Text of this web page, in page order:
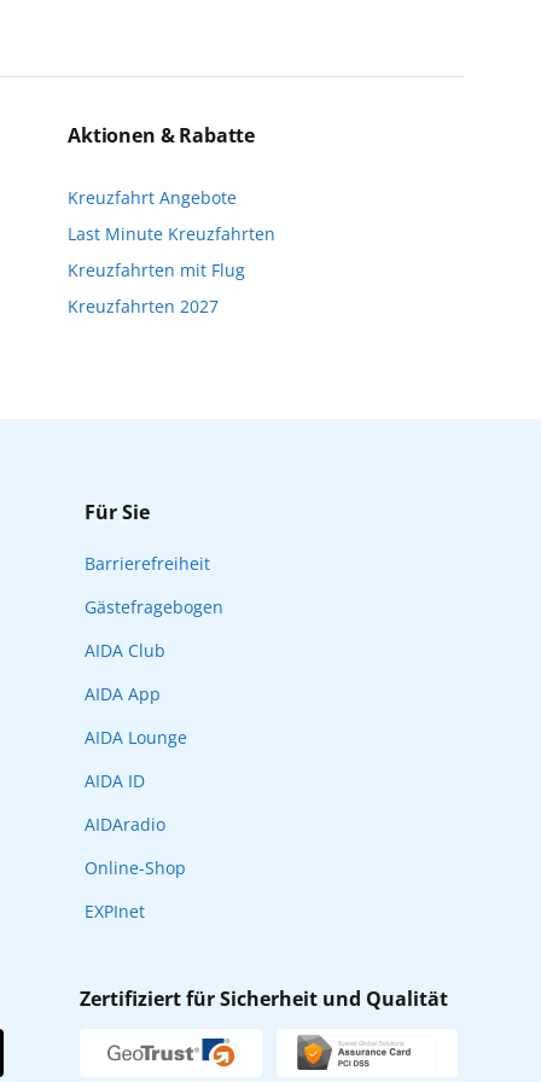
Perspektiven und bereichern
möchten Sie darauf hinweisen, dass
online über myAIDA
Aktionen & Rabatte
Kreuzfahrt Angebote
Last Minute Kreuzfahrten
Kreuzfahrten mit Flug
Kreuzfahrten 2027
Für Sie
Barrierefreiheit
Gästefragebogen
AIDA Club
AIDA App
AIDA Lounge
AIDA ID
AIDAradio
Online-Shop
EXPInet
Zertifiziert für Sicherheit und Qualität